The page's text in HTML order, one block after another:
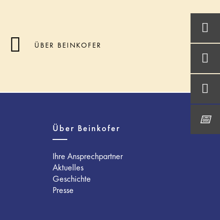
ÜBER BEINKOFER
Über Beinkofer
Ihre Ansprechpartner
Aktuelles
Geschichte
Presse